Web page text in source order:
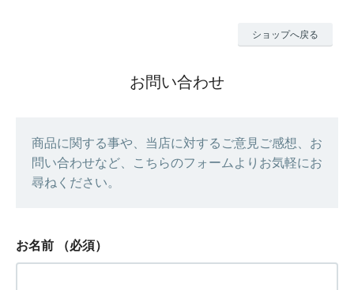
ショップへ戻る
お問い合わせ
商品に関する事や、当店に対するご意見ご感想、お
問い合わせなど、こちらのフォームよりお気軽にお
尋ねください。
お名前 （必須）